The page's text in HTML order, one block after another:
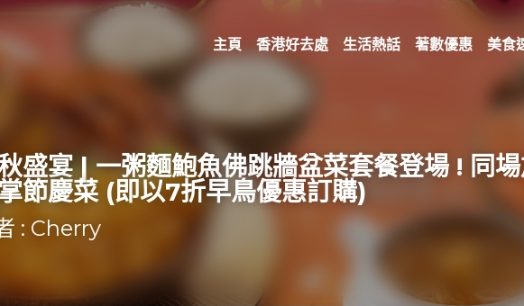
主頁 香港好去處 生活熱話 著數優惠 美食
盛宴 | 一粥麵鮑魚佛跳牆盆菜套餐登場 ! 同
節慶菜 (即以7折早鳥優惠訂購)
: Cherry